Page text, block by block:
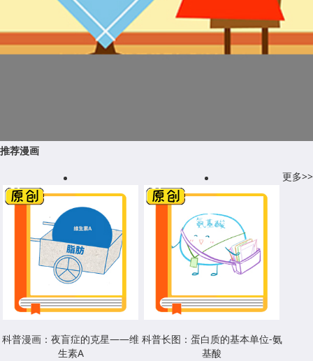
推荐漫画
更多>>
科普漫画：夜盲症的克星——维
生素A
科普长图：蛋白质的基本单位-氨
基酸